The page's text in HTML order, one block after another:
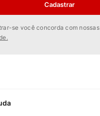
Cadastrar
se você concorda com nossas